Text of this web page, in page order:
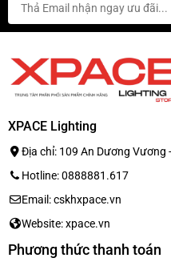
XPACE Lighting
Địa chỉ: 109 An Dương Vương
Hotline: 0888881.617
Email: cskhxpace.vn
Website: xpace.vn
Phương thức thanh toán